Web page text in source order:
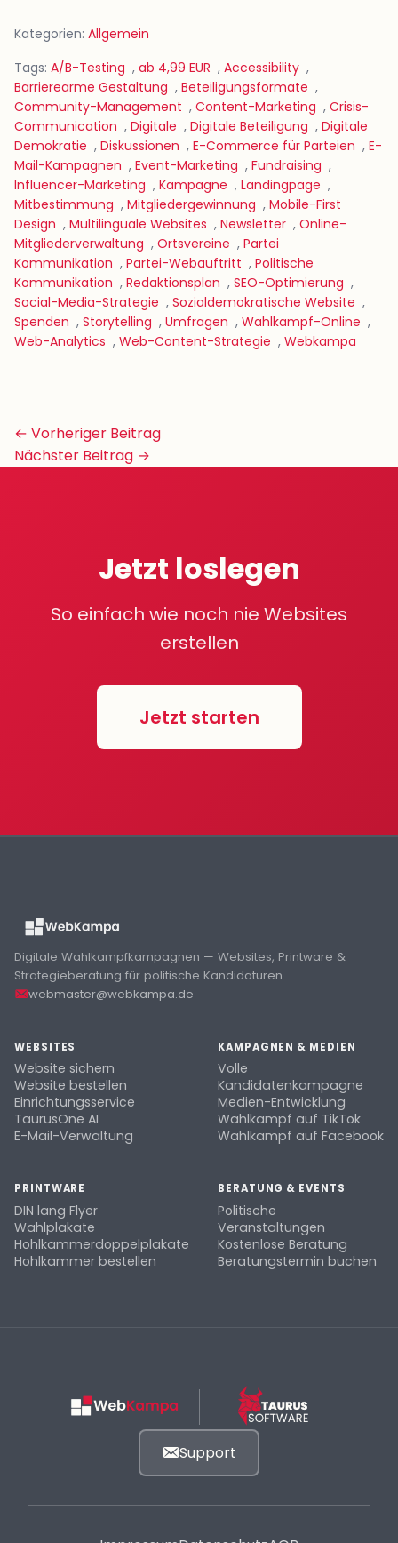
Kategorien: Allgemein
Tags: A/B-Testing , ab 4,99 EUR , Accessibility ,
Barrierearme Gestaltung , Beteiligungsformate ,
Community-Management , Content-Marketing , Crisis-
Communication , Digitale , Digitale Beteiligung , Digitale
Demokratie , Diskussionen , E-Commerce für Parteien , E-
Mail-Kampagnen , Event-Marketing , Fundraising ,
Influencer-Marketing , Kampagne , Landingpage ,
Mitbestimmung , Mitgliedergewinnung , Mobile-First
Design , Multilinguale Websites , Newsletter , Online-
Mitgliederverwaltung , Ortsvereine , Partei
Kommunikation , Partei-Webauftritt , Politische
Kommunikation , Redaktionsplan , SEO-Optimierung ,
Social-Media-Strategie , Sozialdemokratische Website ,
Spenden , Storytelling , Umfragen , Wahlkampf-Online ,
Web-Analytics , Web-Content-Strategie , Webkampa
Beitrags-
Navigation
← Vorheriger Beitrag
Nächster Beitrag →
Jetzt loslegen
So einfach wie noch nie Websites
erstellen
Jetzt starten
Digitale Wahlkampfkampagnen — Websites, Printware &
Strategieberatung für politische Kandidaturen.
webmaster@webkampa.de
WEBSITES
Website sichern
Website bestellen
Einrichtungsservice
TaurusOne AI
E-Mail-Verwaltung
KAMPAGNEN & MEDIEN
Volle
Kandidatenkampagne
Medien-Entwicklung
Wahlkampf auf TikTok
Wahlkampf auf Facebook
PRINTWARE
DIN lang Flyer
Wahlplakate
Hohlkammerdoppelplakate
Hohlkammer bestellen
BERATUNG & EVENTS
Politische
Veranstaltungen
Kostenlose Beratung
Beratungstermin buchen
Support